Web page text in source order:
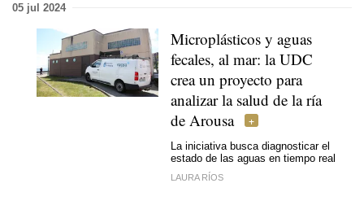
05 jul 2024
Microplásticos y aguas
fecales, al mar: la UDC
crea un proyecto para
analizar la salud de la ría
de Arousa
La iniciativa busca diagnosticar el
estado de las aguas en tiempo real
LAURA RÍOS